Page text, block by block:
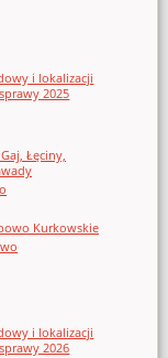
i lokalizacji
2025
Łęciny,
Kurkowskie
i lokalizacji
2026